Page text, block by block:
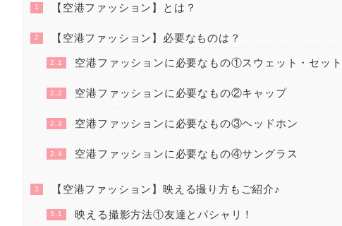
1 【空港ファッション】とは？
2 【空港ファッション】必要なものは？
2.1 空港ファッションに必要なもの①スウェット・セッ
2.2 空港ファッションに必要なもの②キャップ
2.3 空港ファッションに必要なもの③ヘッドホン
2.4 空港ファッションに必要なもの④サングラス
3 【空港ファッション】映える撮り方もご紹介♪
3.1 映える撮影方法①友達とパシャリ！